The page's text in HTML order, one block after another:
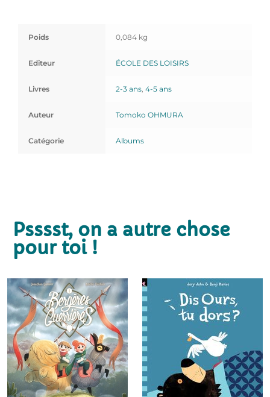
Poids 0,084 kg
Editeur ÉCOLE DES LOISIRS
Livres 2-3 ans, 4-5 ans
Auteur Tomoko OHMURA
Catégorie Albums
Psssst, on a autre chose
pour toi !